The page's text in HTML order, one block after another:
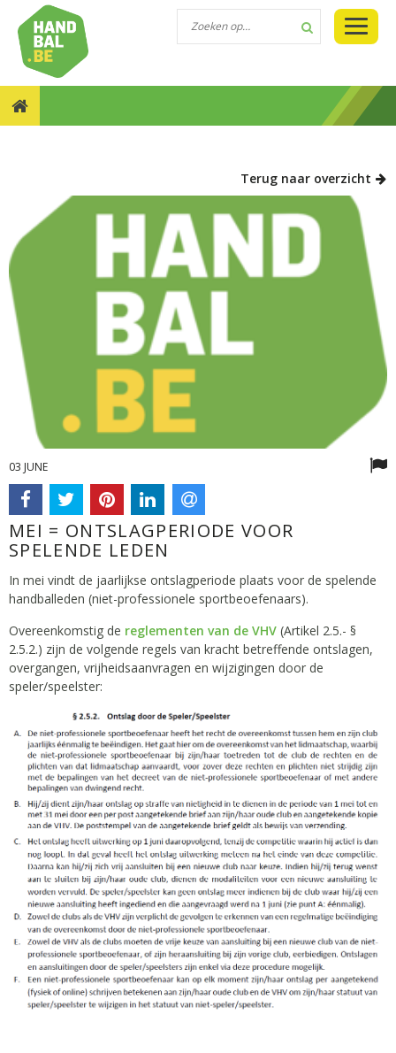
Terug naar overzicht
03 JUNE
MEI = ONTSLAGPERIODE VOOR
SPELENDE LEDEN
In mei vindt de jaarlijkse ontslagperiode plaats voor de spelende
handballeden (niet-professionele sportbeoefenaars).
Overeenkomstig de reglementen van de VHV (Artikel 2.5.- §
2.5.2.) zijn de volgende regels van kracht betreffende ontslagen,
overgangen, vrijheidsaanvragen en wijzigingen door de
speler/speelster: